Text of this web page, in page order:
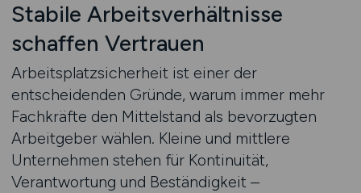
Stabile Arbeitsverhältnisse
schaffen Vertrauen
Arbeitsplatzsicherheit ist einer der
entscheidenden Gründe, warum immer mehr
Fachkräfte den Mittelstand als bevorzugten
Arbeitgeber wählen. Kleine und mittlere
Unternehmen stehen für Kontinuität,
Verantwortung und Beständigkeit –